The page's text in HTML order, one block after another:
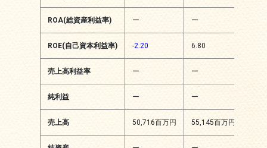
ROA(総資産利益率) ー ー
ROE(自己資本利益率) -2.20 6.80
売上高利益率 ー ー
純利益 ー ー
売上高 50,716百万円 55,145百万円